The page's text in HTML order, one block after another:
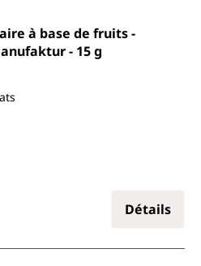
5 étoiles
à base de fruits -
- 15 g
Détails